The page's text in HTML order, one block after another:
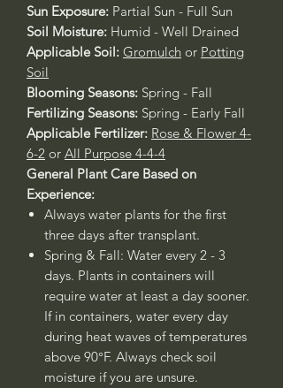
Sun Exposure: Partial Sun - Full Sun
Soil Moisture: Humid - Well Drained
Applicable Soil: Gromulch or Potting
Soil
Blooming Seasons: Spring - Fall
Fertilizing Seasons: Spring - Early Fall
Applicable Fertilizer: Rose & Flower 4-
6-2 or All Purpose 4-4-4
General Plant Care Based on
Experience:
Always water plants for the first
three days after transplant.
Spring & Fall: Water every 2 - 3
days. Plants in containers will
require water at least a day sooner.
If in containers, water every day
during heat waves of temperatures
above 90°F. Always check soil
moisture if you are unsure.